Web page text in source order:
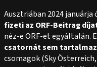
Ausztriában 2024
fizeti az ORF-Beitrag
néz-e ORF-et egyáltalán.
csatornát sem tartalmaz
csomagok (Sky